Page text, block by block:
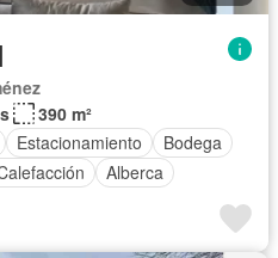
390 m²
Estacionamiento
Bodega
Alberca